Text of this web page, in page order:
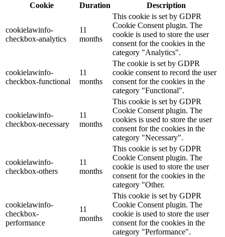
Cookie
Duration Description
cookielawinfo-
checkbox-analytics
11
months
This cookie is set by GDPR
Cookie Consent plugin. The
cookie is used to store the user
consent for the cookies in the
category "Analytics".
cookielawinfo-
checkbox-functional
11
months
The cookie is set by GDPR
cookie consent to record the user
consent for the cookies in the
category "Functional".
cookielawinfo-
checkbox-necessary
11
months
This cookie is set by GDPR
Cookie Consent plugin. The
cookies is used to store the user
consent for the cookies in the
category "Necessary".
cookielawinfo-
checkbox-others
11
months
This cookie is set by GDPR
Cookie Consent plugin. The
cookie is used to store the user
consent for the cookies in the
category "Other.
cookielawinfo-
checkbox-
performance
11
months
This cookie is set by GDPR
Cookie Consent plugin. The
cookie is used to store the user
consent for the cookies in the
category "Performance".